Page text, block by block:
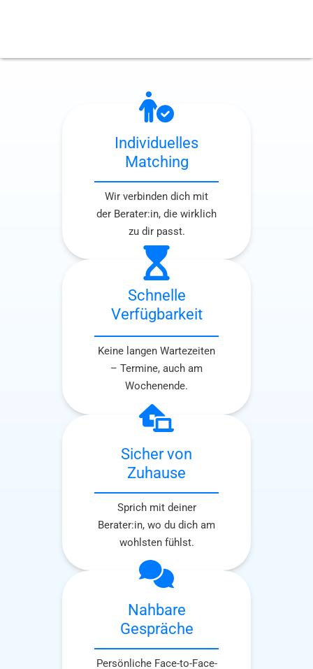
Individuelles
Matching
Wir verbinden dich mit
der Berater:in, die wirklich
zu dir passt.
Schnelle
Verfügbarkeit
Keine langen Wartezeiten
– Termine, auch am
Wochenende.
Sicher von
Zuhause
Sprich mit deiner
Berater:in, wo du dich am
wohlsten fühlst.
Nahbare
Gespräche
Persönliche Face-to-Face-